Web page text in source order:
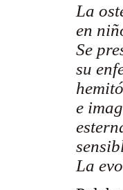
La
en
Se
su
e
La